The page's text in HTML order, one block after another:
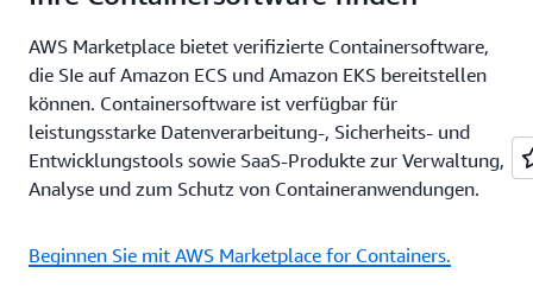
AWS Marketplace bietet verifizierte Containersoftware,
die SIe auf Amazon ECS und Amazon EKS bereitstellen
können. Containersoftware ist verfügbar für
leistungsstarke Datenverarbeitung-, Sicherheits- und
Entwicklungstools sowie SaaS-Produkte zur Verwaltung,
Analyse und zum Schutz von Containeranwendungen.
Beginnen Sie mit AWS Marketplace for Containers.